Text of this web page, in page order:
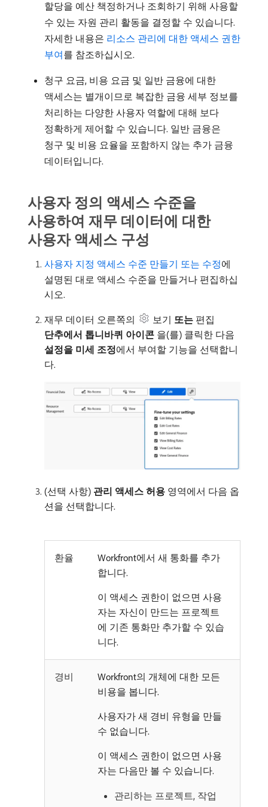
할당을 예산 책정하거나 조회하기 위해 사용할
수 있는 자원 관리 활동을 결정할 수 있습니다.
자세한 내용은 리소스 관리에 대한 액세스 권한
부여를 참조하십시오.
청구 요금, 비용 요금 및 일반 금융에 대한
액세스는 별개이므로 복잡한 금융 세부 정보를
처리하는 다양한 사용자 역할에 대해 보다
정확하게 제어할 수 있습니다. 일반 금융은
청구 및 비용 요율을 포함하지 않는 추가 금융
데이터입니다.
사용자 정의 액세스 수준을
사용하여 재무 데이터에 대한
사용자 액세스 구성
사용자 지정 액세스 수준 만들기 또는 수정에
설명된 대로 액세스 수준을 만들거나 편집하십
시오.
재무 데이터 오른쪽의 보기​ 또는 ​편집​
단추에서 톱니바퀴 아이콘 ​을(를) 클릭한 다음
설정을 미세 조정​에서 부여할 기능을 선택합니
다.
(선택 사항) 관리 액세스 허용 영역에서 다음 옵
션을 선택합니다.
환율
Workfront에서 새 통화를 추가
합니다.
이 액세스 권한이 없으면 사용
자는 자신이 만드는 프로젝트
에 기존 통화만 추가할 수 있습
니다.
경비
Workfront의 개체에 대한 모든
비용을 봅니다.
사용자가 새 경비 유형을 만들
수 없습니다.
이 액세스 권한이 없으면 사용
자는 다음만 볼 수 있습니다.
관리하는 프로젝트, 작업